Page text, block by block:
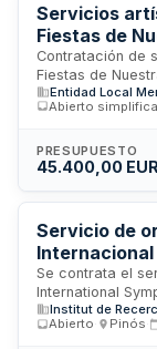
Servicios
Fiestas de
Somo
Contratación de
Fiestas de
municipio
actuaciones
Latas en
proporcionar
cumplimiento
igualdad de
Entidad Local
Abierto
PRESUPUESTO
45.400,00 EUR
Servicio de
Se contrata el
International
incluye
evento, registro
Institut de
Abierto
Pinós